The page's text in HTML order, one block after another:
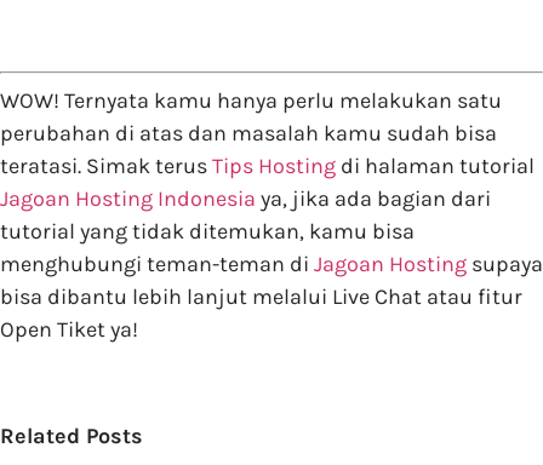
WOW! Ternyata kamu hanya perlu melakukan satu
perubahan di atas dan masalah kamu sudah bisa
teratasi. Simak terusTips Hosting di halaman tutorial
Jagoan Hosting Indonesia ya, jika ada bagian dari
tutorial yang tidak ditemukan, kamu bisa
menghubungi teman-teman di Jagoan Hosting supaya
bisa dibantu lebih lanjut melalui Live Chat atau fitur
Open Tiket ya!
Related Posts